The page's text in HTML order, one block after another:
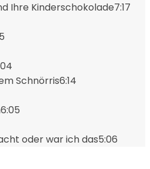
Ihre Kinderschokolade7:17
Schnörris6:14
6:05
oder war ich das5:06